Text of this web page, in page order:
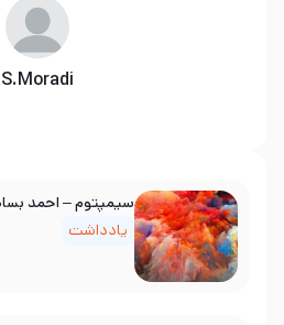
S.Moradi
سیمپتوم – احمد
یادداشت